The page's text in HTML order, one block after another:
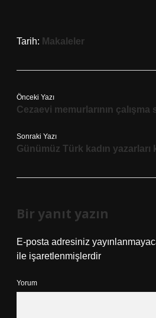
Tarih: Makaleler
Önceki Yazı
Cezaevi memurlarının
Sonraki Yazı
Günümüz Türk kadın yazarları
Bir yanıt yazın
E-posta adresiniz
ile işaretlenmişlerdir
Yorum